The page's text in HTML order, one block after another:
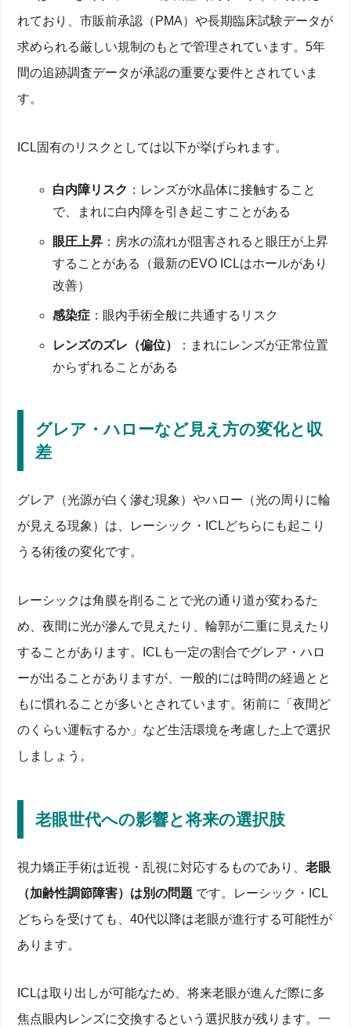
れており、市販前承認（PMA）や長期臨床試験データが
求められる厳しい規制のもとで管理されています。5年
間の追跡調査データが承認の重要な要件とされていま
す。
ICL固有のリスクとしては以下が挙げられます。
白内障リスク ：レンズが水晶体に接触すること
で、まれに白内障を引き起こすことがある
眼圧上昇 ：房水の流れが阻害されると眼圧が上昇
することがある（最新のEVO ICLはホールがあり
改善）
感染症 ：眼内手術全般に共通するリスク
レンズのズレ（偏位）
：まれにレンズが正常位置
からずれることがある
グレア・ハローなど見え方の変化と収
差
グレア（光源が白く滲む現象）やハロー（光の周りに輪
が見える現象）は、レーシック・ICLどちらにも起こり
うる術後の変化です。
レーシックは角膜を削ることで光の通り道が変わるた
め、夜間に光が滲んで見えたり、輪郭が二重に見えたり
することがあります。ICLも一定の割合でグレア・ハロ
ーが出ることがありますが、一般的には時間の経過とと
もに慣れることが多いとされています。術前に「夜間ど
のくらい運転するか」など生活環境を考慮した上で選択
しましょう。
老眼世代への影響と将来の選択肢
視力矯正手術は近視・乱視に対応するものであり、老眼
（加齢性調節障害）は別の問題 です。レーシック・ICL
どちらを受けても、40代以降は老眼が進行する可能性が
あります。
ICLは取り出しが可能なため、将来老眼が進んだ際に多
焦点眼内レンズに交換するという選択肢が残ります。一
強度近視はICLの方がいい？臨床例で比較
乱視矯正の限界値と角膜形状の条件
中等度までの近視ならLASIK vs ICLどっち？
術後視力とコントラスト感度の長期推移データ
検査フローと術前・術後のプロセスを理解しよう
術後フォローと長期保証で視力を守る
レーシックとICLどっちがいい？よくある質問10選
レーシックのあとにICLはできる？リスクと効果
まとめ：ICLとレーシック、あなたに合った選択を